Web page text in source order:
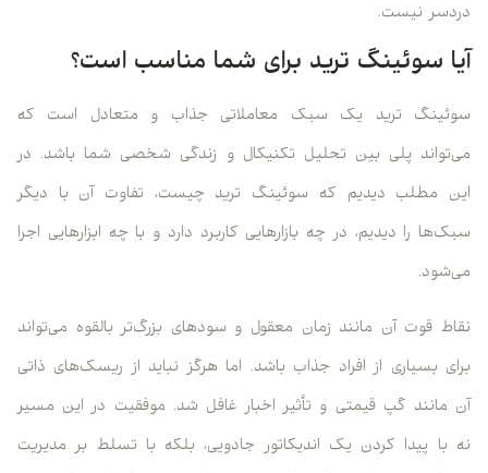
دردسر نیست.
آیا سوئینگ ترید برای شما مناسب است؟
سوئینگ ترید یک سبک معاملاتی جذاب و متعادل است که
می‌تواند پلی بین تحلیل تکنیکال و زندگی شخصی شما باشد. در
این مطلب دیدیم که سوئینگ ترید چیست، تفاوت آن با دیگر
سبک‌ها را دیدیم، در چه بازارهایی کاربرد دارد و با چه ابزارهایی اجرا
می‌شود.
نقاط قوت آن مانند زمان معقول و سودهای بزرگ‌تر بالقوه می‌تواند
برای بسیاری از افراد جذاب باشد. اما هرگز نباید از ریسک‌های ذاتی
آن مانند گپ قیمتی و تأثیر اخبار غافل شد. موفقیت در این مسیر
نه با پیدا کردن یک اندیکاتور جادویی، بلکه با تسلط بر مدیریت